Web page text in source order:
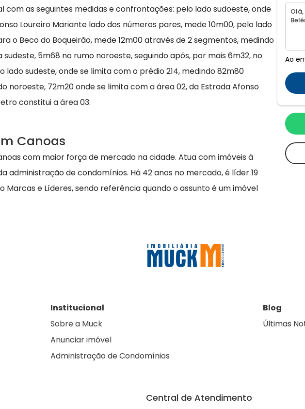
com as seguintes medidas e confrontações: pelo lado sudoeste, onde
Loureiro Mariante lado dos números pares, mede 10m00, pelo lado
o Beco do Boqueirão, mede 12m00 através de 2 segmentos, medindo
sudeste, 5m68 no rumo noroeste, seguindo após, por mais 6m32, no
sudeste, onde se limita com o prédio 214, medindo 82m80
noroeste, 72m20 onde se limita com a área 02, da Estrada Afonso
constitui a área 03.
Canoas
com maior força de mercado na cidade. Atua com imóveis à
administração de condomínios. Há 42 anos no mercado, é líder 19
Marcas e Líderes, sendo referência quando o assunto é um imóvel
Ao
Institucional
Sobre a Muck
Anunciar imóvel
Administração de Condomínios
Blog
Últimas
Central de Atendimento